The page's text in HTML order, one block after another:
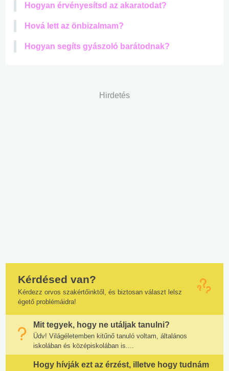
Hogyan érvényesítsd az akaratodat?
Hová lett az önbizalmam?
Hogyan segíts gyászoló barátodnak?
Hirdetés
Kérdésed van?
Kérdezz orvos szakértőinktől, és biztosan választ lelsz
égető problémáidra!
Mit tegyek, hogy ne utáljak tanulni?
Üdv! Világéletemben kitűnő tanuló voltam, általános
iskolában és középiskolában is....
Hogy hívják ezt az érzést, illetve hogy tudnám